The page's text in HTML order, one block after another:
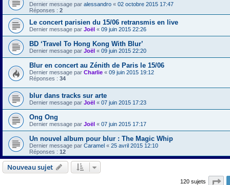
Dernier message par alessandro « 02 octobre 2015 17:47
Réponses : 2
Le concert parisien du 15/06 retransmis en live
Dernier message par Joël « 09 juin 2015 22:26
BD ‘Travel To Hong Kong With Blur’
Dernier message par Joël « 09 juin 2015 22:20
Blur en concert au Zénith de Paris le 15/06
Dernier message par Charlie « 09 juin 2015 19:12
Réponses : 34
blur dans tracks sur arte
Dernier message par Joël « 07 juin 2015 17:23
Ong Ong
Dernier message par Joël « 07 juin 2015 17:17
Un nouvel album pour blur : The Magic Whip
Dernier message par Caramel « 25 avril 2015 12:10
Réponses : 12
Nouveau sujet
120 sujets